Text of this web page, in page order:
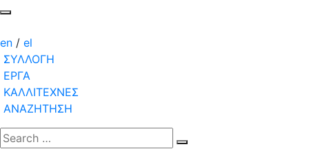
en / el
ΣΥΛΛΟΓΗ
ΕΡΓΑ
ΚΑΛΛΙΤΕΧΝΕΣ
ΑΝΑΖΗΤΗΣΗ